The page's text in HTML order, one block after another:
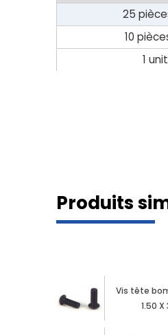
25
10
1 unit
Produits
Vis tête
1.50 X